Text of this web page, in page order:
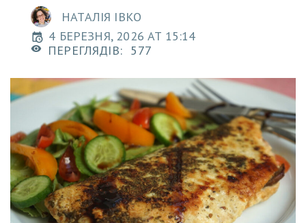
НАТАЛІЯ ІВКО
4 БЕРЕЗНЯ, 2026 AT 15:14
ПЕРЕГЛЯДІВ: 577